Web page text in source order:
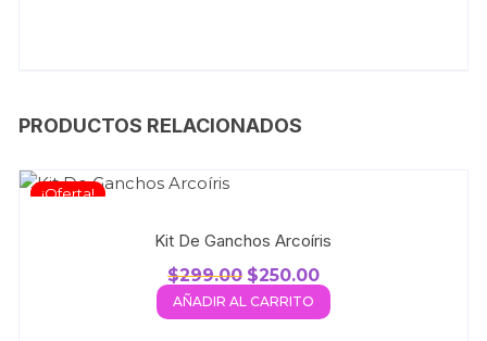
PRODUCTOS RELACIONADOS
¡Oferta!
Kit De Ganchos Arcoíris
$299.00 $250.00
AÑADIR AL CARRITO